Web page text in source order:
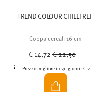
TREND COLOUR CHILLI
Coppa cereali 16 cm
€ 14,72Price
€ 22,50
Prezzo migliore in 30 giorni: €